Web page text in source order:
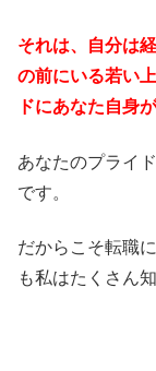
それは、自分は
の前にいる若い
ドにあなた自身
あなたのプライ
です。
だからこそ転職
も私はたくさん